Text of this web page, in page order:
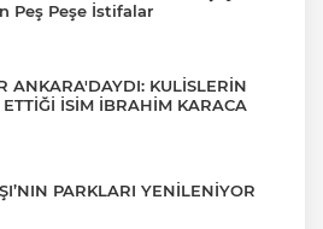
Peş Peşe İstifalar
ANKARA'DAYDI: KULİSLERİN
ETTİĞİ İSİM İBRAHİM KARACA
PARKLARI YENİLENİYOR